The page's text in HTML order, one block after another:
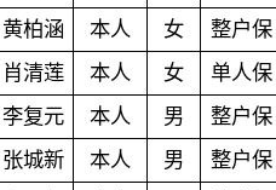
黄柏涵 本人 女 整户保
肖清莲 本人 女 单人保
李复元 本人 男 整户保
张城新 本人 男 整户保